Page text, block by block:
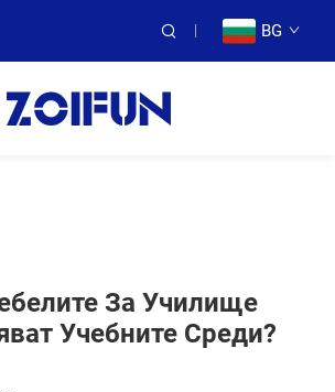
BG
За Училище
Учебните Среди?